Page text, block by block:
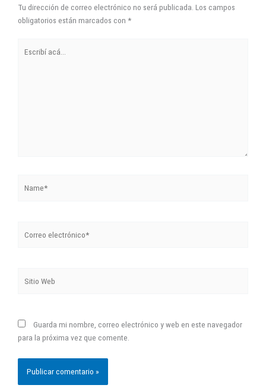
Tu dirección de correo electrónico no será publicada. Los campos
obligatorios están marcados con *
acá...
electrónico*
Web
Guarda mi nombre, correo electrónico y web en este navegador
para la próxima vez que comente.